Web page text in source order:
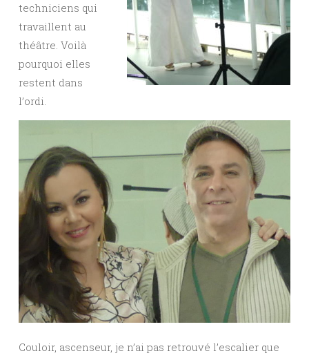
techniciens qui
travaillent au
théâtre. Voilà
pourquoi elles
restent dans
l’ordi.
Couloir, ascenseur, je n’ai pas retrouvé l’escalier que